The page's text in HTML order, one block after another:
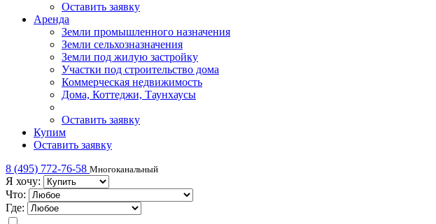
Оставить заявку
Аренда
Земли промышленного назначения
Земли сельхозназначения
Земли под жилую застройку
Участки под строительство дома
Коммерческая недвижимость
Дома, Коттеджи, Таунхаусы
Оставить заявку
Купим
Оставить заявку
8 (495) 772-76-58 Многоканальный
Я хочу:
Что:
Где: